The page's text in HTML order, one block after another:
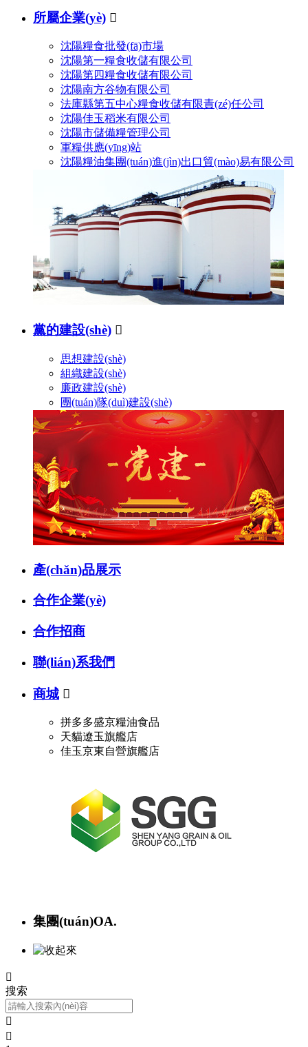
所屬企業(yè) 
沈陽糧食批發(fā)市場
沈陽第一糧食收儲有限公司
沈陽第四糧食收儲有限公司
沈陽南方谷物有限公司
法庫縣第五中心糧食收儲有限責(zé)任公司
沈陽佳玉稻米有限公司
沈陽市儲備糧管理公司
軍糧供應(yīng)站
沈陽糧油集團(tuán)進(jìn)出口貿(mào)易有限公司
黨的建設(shè) 
思想建設(shè)
組織建設(shè)
廉政建設(shè)
團(tuán)隊(duì)建設(shè)
產(chǎn)品展示
合作企業(yè)
合作招商
聯(lián)系我們
商城 
拼多多盛京糧油食品
天貓遼玉旗艦店
佳玉京東自營旗艦店
集團(tuán)OA.

搜索

